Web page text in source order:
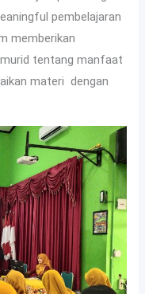
pembelajaran
memberikan
tentang manfaat
materi dengan